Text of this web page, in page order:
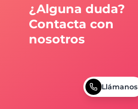
¿Alguna duda?
Contacta con
nosotros
Llámanos